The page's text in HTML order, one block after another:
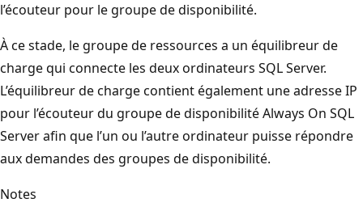
l’écouteur pour le groupe de disponibilité.
À ce stade, le groupe de ressources a un équilibreur de
charge qui connecte les deux ordinateurs SQL Server.
L’équilibreur de charge contient également une adresse IP
pour l’écouteur du groupe de disponibilité Always On SQL
Server afin que l’un ou l’autre ordinateur puisse répondre
aux demandes des groupes de disponibilité.
Notes